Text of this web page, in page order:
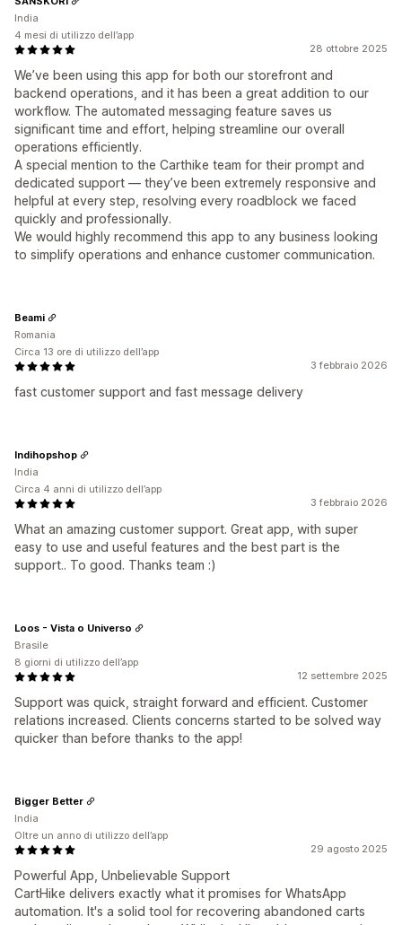
28 ottobre 2025
We’ve been using this app for both our storefront and
backend operations, and it has been a great addition to our
workflow. The automated messaging feature saves us
significant time and effort, helping streamline our overall
operations efficiently.
A special mention to the Carthike team for their prompt and
dedicated support — they’ve been extremely responsive and
helpful at every step, resolving every roadblock we faced
quickly and professionally.
We would highly recommend this app to any business looking
to simplify operations and enhance customer communication.
India
4 mesi di utilizzo dell’app
3 febbraio 2026
fast customer support and fast message delivery
Beami
Romania
Circa 13 ore di utilizzo dell’app
3 febbraio 2026
What an amazing customer support. Great app, with super
easy to use and useful features and the best part is the
support.. To good. Thanks team :)
Indihopshop
India
Circa 4 anni di utilizzo dell’app
12 settembre 2025
Support was quick, straight forward and efficient. Customer
relations increased. Clients concerns started to be solved way
quicker than before thanks to the app!
Loos - Vista o Universo
Brasile
8 giorni di utilizzo dell’app
29 agosto 2025
Powerful App, Unbelievable Support
CartHike delivers exactly what it promises for WhatsApp
automation. It's a solid tool for recovering abandoned carts
Bigger Better
India
Oltre un anno di utilizzo dell’app